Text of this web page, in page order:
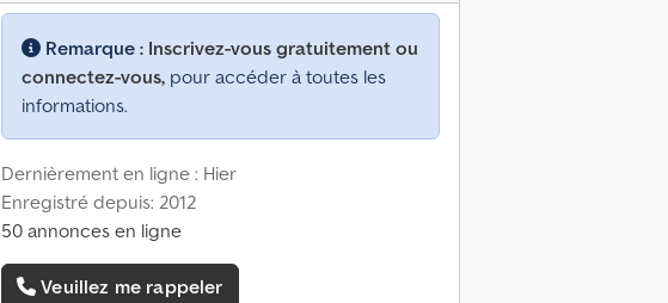
Remarque : Inscrivez-vous gratuitement ou
connectez-vous, pour accéder à toutes les
informations.
Dernièrement en ligne : Hier
Enregistré depuis: 2012
50 annonces en ligne
Veuillez me rappeler